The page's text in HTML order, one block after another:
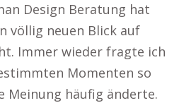
Design Beratung hat
völlig neuen Blick auf
Immer wieder fragte ich
Momenten so
Meinung häufig änderte.